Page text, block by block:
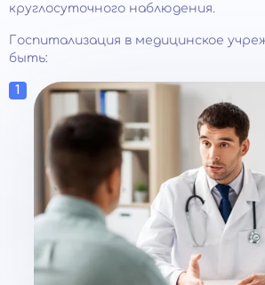
круглосуточного наблюдения.
Госпитализация в медицинское
быть: